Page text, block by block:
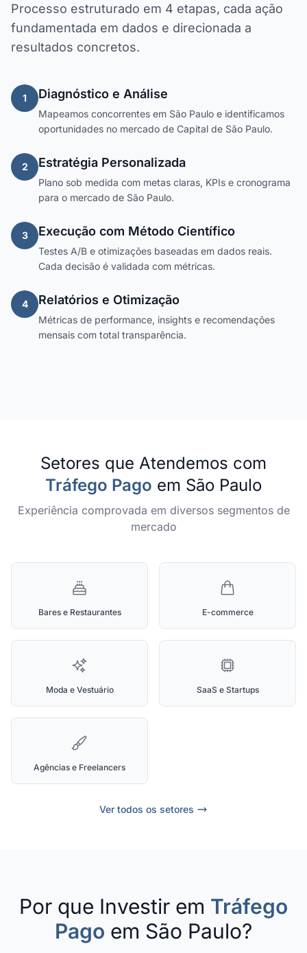
Processo estruturado em 4 etapas, cada ação
fundamentada em dados e direcionada a
resultados concretos.
1 Diagnóstico e Análise
Mapeamos concorrentes em São Paulo e identificamos
oportunidades no mercado de Capital de São Paulo.
2 Estratégia Personalizada
Plano sob medida com metas claras, KPIs e cronograma
para o mercado de São Paulo.
3 Execução com Método Científico
Testes A/B e otimizações baseadas em dados reais.
Cada decisão é validada com métricas.
4 Relatórios e Otimização
Métricas de performance, insights e recomendações
mensais com total transparência.
Setores que Atendemos com
Tráfego Pago em São Paulo
Experiência comprovada em diversos segmentos de
mercado
Bares e Restaurantes E-commerce
Moda e Vestuário SaaS e Startups
Agências e Freelancers
Ver todos os setores
Por que Investir em Tráfego
Pago em São Paulo?